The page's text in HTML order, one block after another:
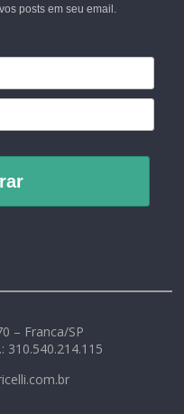
posts em seu email.
– Franca/SP
310.540.214.115